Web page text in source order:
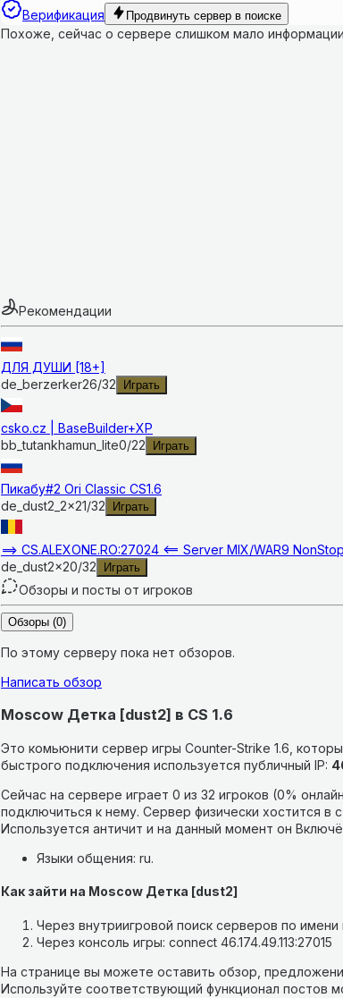
Верификация Продвинуть сервер в поиске
Похоже, сейчас о сервере слишком мало информации
Рекомендации
ДЛЯ ДУШИ [18+]
de_berzerker26/32 Играть
csko.cz | BaseBuilder+XP
bb_tutankhamun_lite0/22 Играть
Пикабу#2 Ori Classic CS1.6
de_dust2_2x21/32 Играть
==> CS.ALEXONE.RO:27024 <== Server MIX/WAR9 NonStop
de_dust2x20/32 Играть
Обзоры и посты от игроков
Обзоры (0)
По этому серверу пока нет обзоров.
Написать обзор
Moscow Детка [dust2] в CS 1.6
Это комьюнити сервер игры Counter-Strike 1.6,
быстрого подключения используется публичный IP:
Сейчас на сервере играет 0 из 32 игроков (0%
подключиться к нему. Сервер физически хостится в
Используется античит и на данный момент он
Языки общения: ru.
Как зайти на Moscow Детка [dust2]
Через внутриигровой поиск серверов по имени
Через консоль игры: connect 46.174.49.113:27015
На странице вы можете оставить обзор,
Используйте соответствующий функционал постов